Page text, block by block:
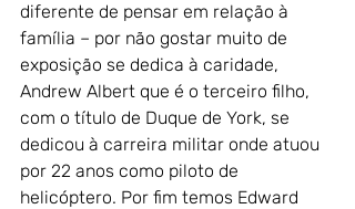
diferente de pensar em relação à
família – por não gostar muito de
exposição se dedica à caridade,
Andrew Albert que é o terceiro filho,
com o título de Duque de York, se
dedicou à carreira militar onde atuou
por 22 anos como piloto de
helicóptero. Por fim temos Edward